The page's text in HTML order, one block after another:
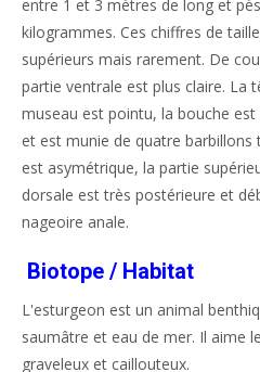
entre 1 et 3 mètres de long et
kilogrammes. Ces chiffres de
supérieurs mais rarement. De
partie ventrale est plus claire. La
museau est pointu, la bouche
et est munie de quatre barbillons
est asymétrique, la partie
dorsale est très postérieure et
nageoire anale.
Biotope / Habitat
L'esturgeon est un animal
saumâtre et eau de mer. Il aime
graveleux et caillouteux.